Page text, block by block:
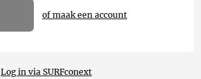
of maak een account
Log in via SURFconext